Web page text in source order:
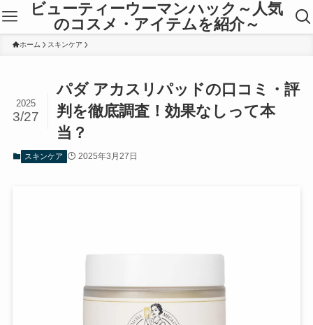
ビューティーウーマンハック～人気
のコスメ・アイテムを紹介～
ホーム スキンケア
パダ アカスリパッドの口コミ・評
判を徹底調査！効果なしって本
当？
2025
3/27
スキンケア 2025年3月27日